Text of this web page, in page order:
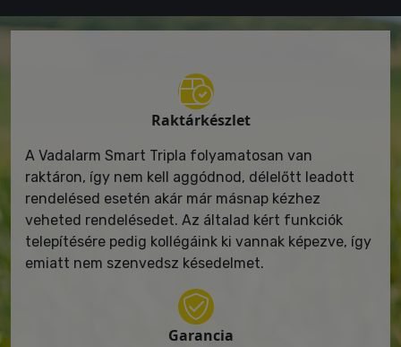
Raktárkészlet
A Vadalarm Smart Tripla folyamatosan van
raktáron, így nem kell aggódnod, délelőtt leadott
rendelésed esetén akár már másnap kézhez
veheted rendelésedet. Az általad kért funkciók
telepítésére pedig kollégáink ki vannak képezve, így
emiatt nem szenvedsz késedelmet.
Garancia